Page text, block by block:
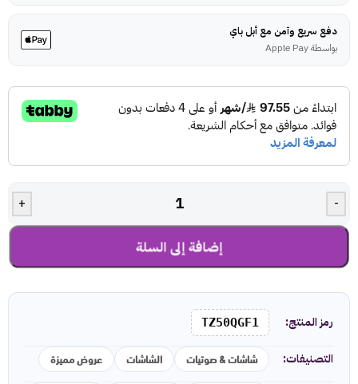
دفع سريع وآمن مع أبل باي
بواسطة Apple Pay
-
+
إضافة إلى السلة
رمز المنتج: TZ50QGF1
التصنيفات: شاشات & صوتيات الشاشات عروض مميزة